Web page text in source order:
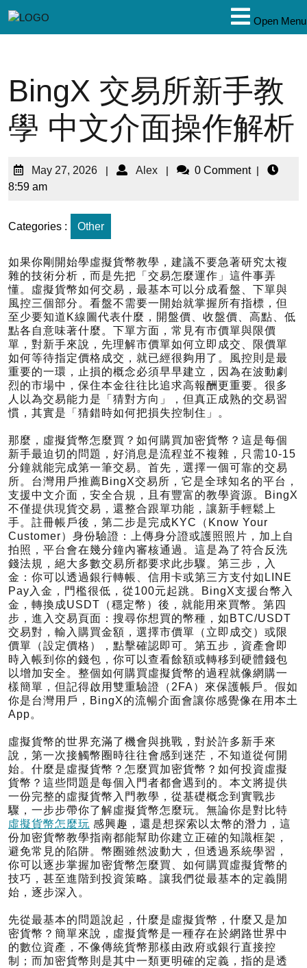
Open Menu
BingX 交易所新手教
學 中文介面操作解析
May 27, 2026 | Alex | 0 Comment |
8:59 am
Categories : Other
如果你剛開始學虛擬貨幣教學，建議不要急著研究太複
雜的技術分析，而是先把「交易怎麼運作」這件事弄
懂。虛擬貨幣如何交易，最基本可以分成看盤、下單與
風控三個部分。看盤不需要一開始就掌握所有指標，但
至少要知道K線圖代表什麼，開盤價、收盤價、高點、低
點各自意味著什麼。下單方面，常見有市價單與限價
單，對新手來說，先理解市價單如何立即成交、限價單
如何等待指定價格成交，就已經很夠用了。風控則是最
重要的一環，止損的概念必須早早建立，因為在波動劇
烈的市場中，保住本金往往比追求高報酬更重要。很多
人以為交易能力是「猜對方向」，但真正成熟的交易習
慣，其實是「猜錯時如何把損失控制住」。
那麼，虛擬貨幣怎麼買？如何購買加密貨幣？這是每個
新手最迫切的問題，好消息是流程並不複雜，只需10-15
分鐘就能完成第一筆交易。首先，選擇一個可靠的交易
所。台灣用戶推薦BingX交易所，它是全球知名的平台，
支援中文介面，安全合規，且有豐富的教學資源。BingX
不僅提供現貨交易，還整合跟單功能，讓新手輕鬆上
手。註冊帳戶後，第二步是完成KYC（Know Your
Customer）身份驗證：上傳身分證或護照照片，加上自
拍照，平台會在幾分鐘內審核通過。這是為了符合反洗
錢法規，絕大多數交易所都要求此步驟。第三步，入
金：你可以透過銀行轉帳、信用卡或第三方支付如LINE
Pay入金，門檻很低，從100元起跳。BingX支援台幣入
金，轉換成USDT（穩定幣）後，就能用來買幣。第四
步，進入交易頁面：搜尋你想買的幣種，如BTC/USDT
交易對，輸入購買金額，選擇市價單（立即成交）或限
價單（設定價格），點擊確認即可。第五步，資產會即
時入帳到你的錢包，你可以查看餘額或轉移到硬體錢包
以增加安全。整個如何購買虛擬貨幣的過程就像網購一
樣簡單，但記得啟用雙重驗證（2FA）來保護帳戶。假如
你是台灣用戶，BingX的流暢介面會讓你感覺像在用本土
App。
虛擬貨幣的世界充滿了機會與挑戰，對於許多新手來
說，第一次接觸幣圈時往往會感到迷茫，不知道從何開
始。什麼是虛擬貨幣？怎麼買加密貨幣？如何投資虛擬
貨幣？這些問題是每個入門者都會遇到的。本文將提供
一份完整的虛擬貨幣入門教學，從基礎概念到實戰步
驟，一步步帶你了解虛擬貨幣怎麼玩。無論你是對比特
虛擬貨幣怎麼玩 感興趣，還是想探索以太幣的潛力，這
份加密貨幣教學指南都能幫助你建立正確的知識框架，
避免常見的陷阱。幣圈雖然波動大，但透過系統學習，
你可以逐步掌握加密貨幣怎麼買、如何購買虛擬貨幣的
技巧，甚至進階到投資策略。讓我們從最基本的定義開
始，逐步深入。
先從最基本的問題說起，什麼是虛擬貨幣，什麼又是加
密貨幣？簡單來說，虛擬貨幣是一種存在於網路世界中
的數位資產，不像傳統貨幣那樣由政府或銀行直接控
制；而加密貨幣則是其中一類更明確的定義，指的是透